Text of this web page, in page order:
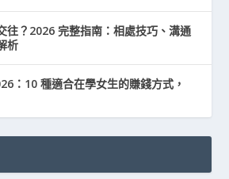
往？2026 完整指南：相處技巧、溝通
析
：10 種適合在學女生的賺錢方式，